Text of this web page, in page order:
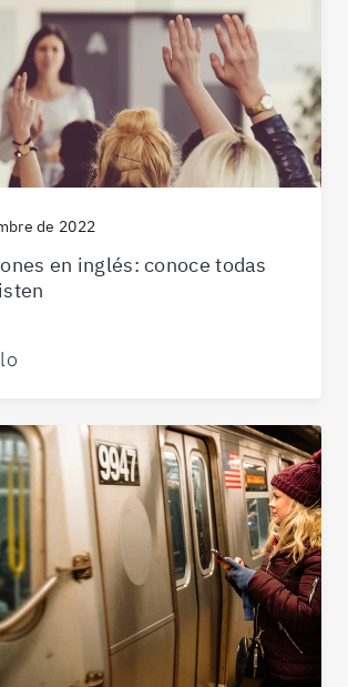
de 2022
en inglés: conoce todas